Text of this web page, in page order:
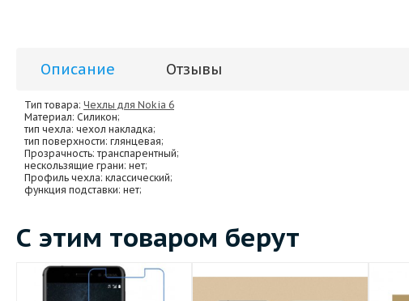
Описание Отзывы
Тип товара: Чехлы для Nokia 6
Материал: Силикон;
тип чехла: чехол накладка;
тип поверхности: глянцевая;
Прозрачность: транспарентный;
нескользящие грани: нет;
Профиль чехла: классический;
функция подставки: нет;
С этим товаром берут